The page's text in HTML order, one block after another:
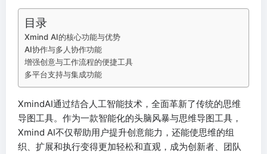
目录
Xmind AI的核心功能与优势
AI协作与多人协作功能
增强创意与工作流程的便捷工具
多平台支持与集成功能
XmindAI通过结合人工智能技术，全面革新了传统的思维
导图工具。作为一款智能化的头脑风暴与思维导图工具，
Xmind AI不仅帮助用户提升创意能力，还能使思维的组
织、扩展和执行变得更加轻松和直观，成为创新者、团队